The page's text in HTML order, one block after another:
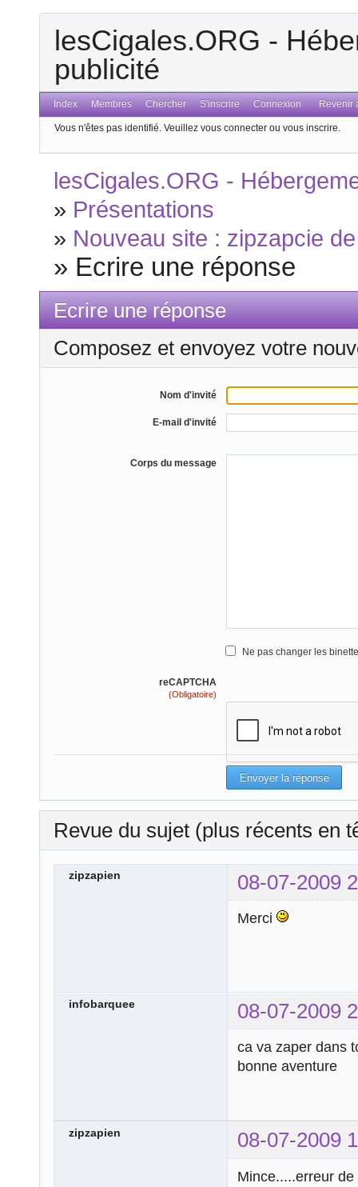
lesCigales.ORG -
publicité
Index Membres Chercher S'inscrire Connexion Revenir
Vous n'êtes pas identifié. Veuillez vous connecter ou vous inscrire.
lesCigales.ORG -
» Présentations
» Nouveau site : zipzapcie
» Ecrire une réponse
Ecrire une réponse
Composez et envoyez votre
Nom d'invité
E-mail d'invité
Corps du message
Ne pas changer les
reCAPTCHA
(Obligatoire)
Revue du sujet (plus récents en
zipzapien 08-07-2009
Merci
infobarquee 08-07-2009
ca va zaper dans
bonne aventure
zipzapien 08-07-2009
Mince.....erreur